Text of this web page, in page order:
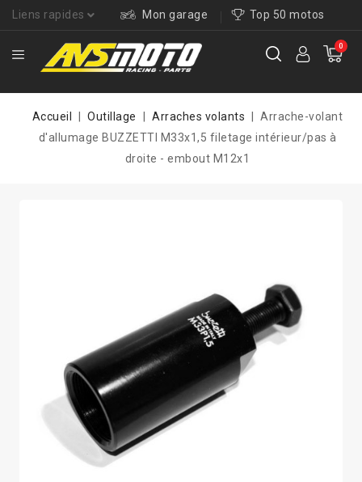
Liens rapides Mon garage Top 50 motos
0
Accueil Outillage Arraches volants
Arrache-volant
d'allumage BUZZETTI M33x1,5 filetage intérieur/pas à
droite - embout M12x1